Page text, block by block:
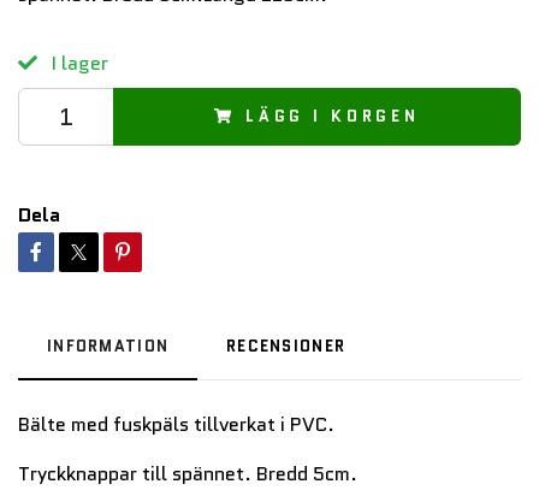
I lager
LÄGG I KORGEN
Dela
INFORMATION RECENSIONER
Bälte med fuskpäls tillverkat i PVC.
Tryckknappar till spännet. Bredd 5cm.